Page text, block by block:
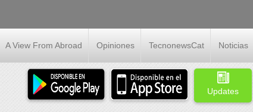
A View From Abroad Opiniones TecnonewsCat Noticias
Updates